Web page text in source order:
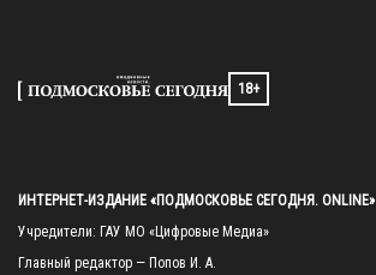
18+
ИНТЕРНЕТ-ИЗДАНИЕ «ПОДМОСКОВЬЕ СЕГОДНЯ. ONLINE»
Учредители: ГАУ МО «Цифровые Медиа»
Главный редактор — Попов И. А.